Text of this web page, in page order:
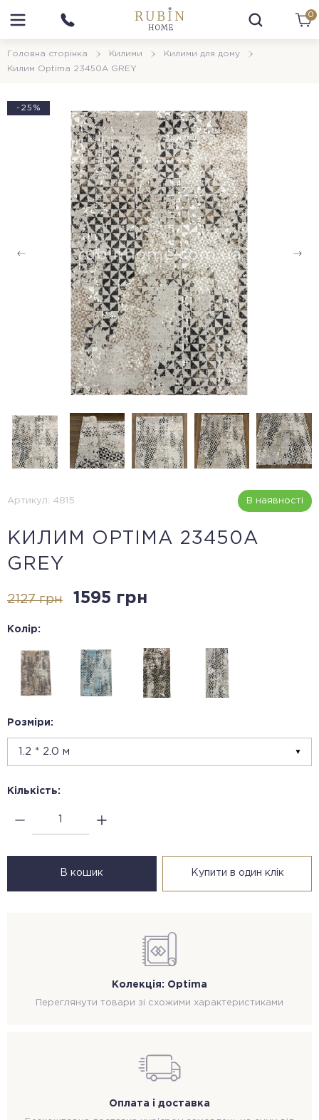
0
Головна сторінка Килими
Килими для дому
Килим Optima 23450A GREY
-25%
Артикул: 4815 В наявності
КИЛИМ OPTIMA 23450A
GREY
2127 грн 1595 грн
Колір:
Розміри:
Кількість:
В кошик Купити в один клік
Колекція: Optima
Переглянути товари зі схожими характеристиками
Оплата і доставка